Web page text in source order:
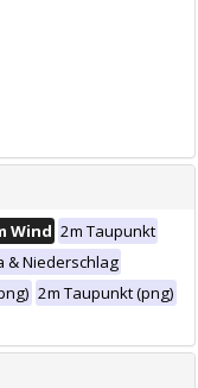
Wind 2m Taupunkt
& Niederschlag
2m Taupunkt (png)